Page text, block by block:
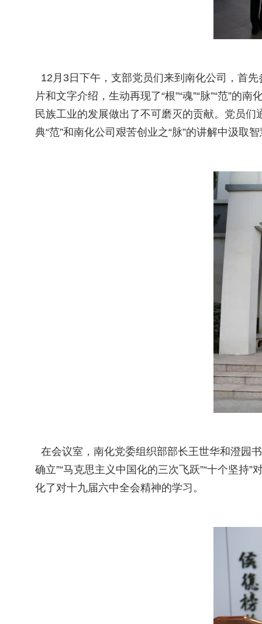
12月3日下午，支部党员们来到南化公司，首
片和文字介绍，生动再现了“根”“魂”“脉”“范”
民族工业的发展做出了不可磨灭的贡献。党员们
典“范”和南化公司艰苦创业之“脉”的讲解中汲取
在会议室，南化党委组织部部长王世华和澄园
确立”“马克思主义中国化的三次飞跃”“十个坚
化了对十九届六中全会精神的学习。